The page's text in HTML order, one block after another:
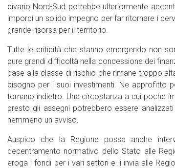
divario Nord-Sud potrebbe ulteriormente
imporci un solido impegno per far ritornare i
grande risorsa per il territorio.
Tutte le criticità che stanno emergendo non
pure grandi difficoltà nella concessione dei
base alla classe di rischio che rimane troppo
bisogno per i suoi investimenti. Ne approfitto
tornano indietro. Una circostanza a cui poche
presto gli assegni potrebbero essere
nemmeno un avviso.
Auspico che la Regione possa anche
decentramento normativo dello Stato alle
eroga i fondi per i vari settori e li invia alle